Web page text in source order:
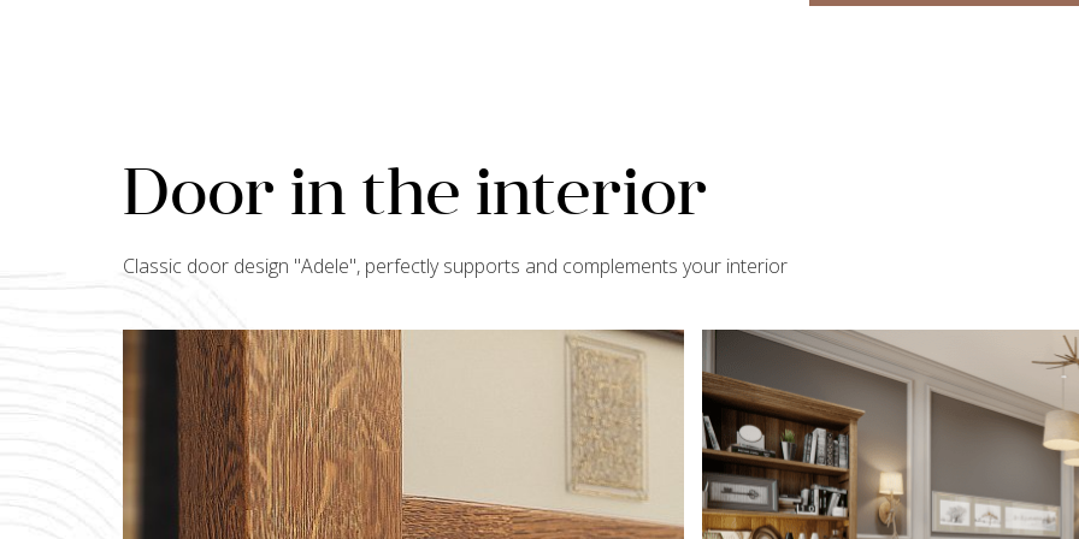
Door in the interior
Classic door design "Adele", perfectly supports and complements your interior